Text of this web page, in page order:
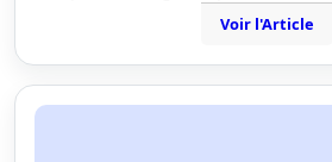
Voir l'Article